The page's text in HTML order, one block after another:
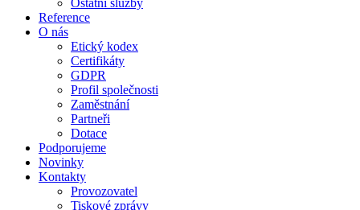
Ostatní služby
Reference
O nás
Etický kodex
Certifikáty
GDPR
Profil společnosti
Zaměstnání
Partneři
Dotace
Podporujeme
Novinky
Kontakty
Provozovatel
Tiskové zprávy